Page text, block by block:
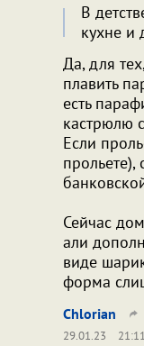
В
кухне и
Да, для
плавить
есть
кастрюлю
Если
Сейчас
али
виде
форма
Chlorian
29.01.23
21:11